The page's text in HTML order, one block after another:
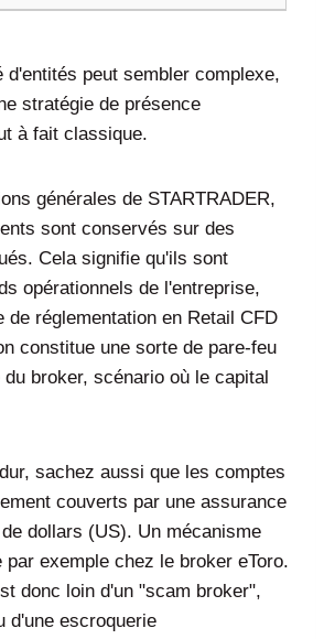
d'entités peut sembler complexe,
stratégie de présence
à fait classique.
générales de STARTRADER,
sont conservés sur des
Cela signifie qu'ils sont
opérationnels de l'entreprise,
de réglementation en Retail CFD
constitue une sorte de pare-feu
broker, scénario où le capital
sachez aussi que les comptes
couverts par une assurance
dollars (US). Un mécanisme
par exemple chez le broker eToro.
donc loin d'un "scam broker",
d'une escroquerie